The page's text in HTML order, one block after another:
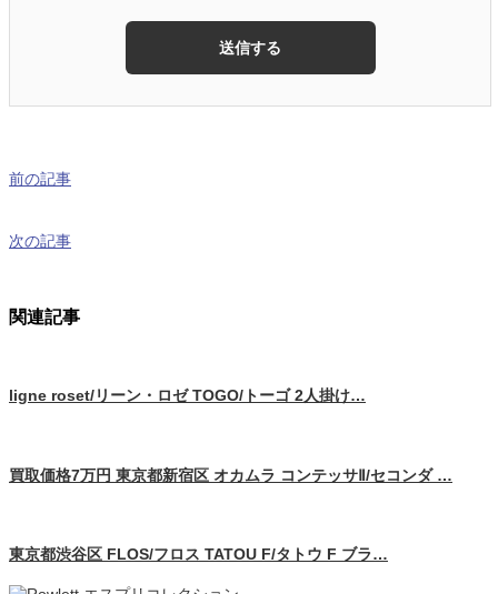
前の記事
次の記事
関連記事
ligne roset/リーン・ロゼ TOGO/トーゴ 2人掛け…
買取価格7万円 東京都新宿区 オカムラ コンテッサⅡ/セコンダ …
東京都渋谷区 FLOS/フロス TATOU F/タトウ F ブラ…